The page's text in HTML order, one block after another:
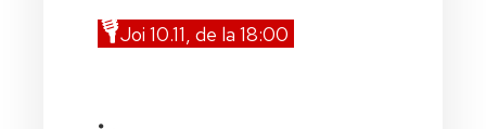
🎙️Joi 10.11, de la 18:00